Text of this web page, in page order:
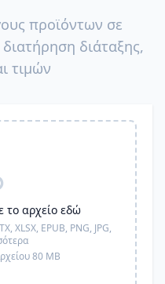
προϊόντων σε
διάταξης,
τιμών
το αρχείο εδώ
XLSX, EPUB, PNG, JPG,
80 MB